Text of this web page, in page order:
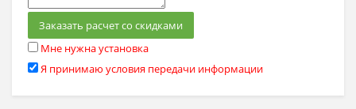
Заказать расчет со скидками
Мне нужна установка
Я принимаю условия передачи информации